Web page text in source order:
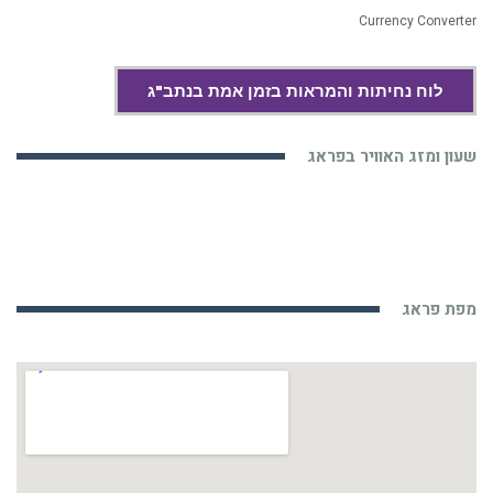
Currency Converter
לוח נחיתות והמראות בזמן אמת בנתב"ג
שעון ומזג האוויר בפראג
מפת פראג